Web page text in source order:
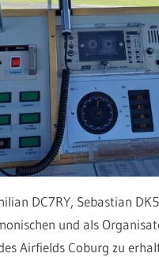
DC7RY, Sebastian
und als
Airfields Coburg zu